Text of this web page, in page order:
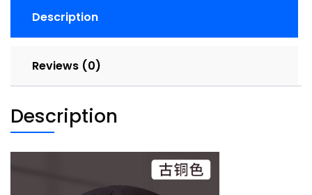
Description
Reviews (0)
Description